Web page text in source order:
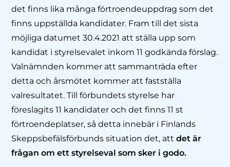
det finns lika många förtroendeuppdrag som det
finns uppställda kandidater. Fram till det sista
möjliga datumet 30.4.2021 att ställa upp som
kandidat i styrelsevalet inkom 11 godkända förslag.
Valnämnden kommer att sammanträda efter
detta och årsmötet kommer att fastställa
valresultatet. Till förbundets styrelse har
föreslagits 11 kandidater och det finns 11 st
förtroendeplatser, så detta innebär i Finlands
Skeppsbefälsförbunds situation det, attdet är
frågan om ett styrelseval som sker i godo.